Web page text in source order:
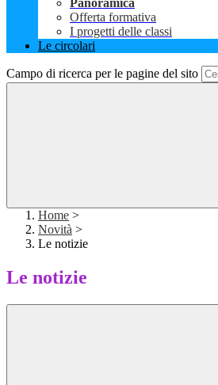
Panoramica
Offerta formativa
I progetti delle classi
Le circolari
Campo di ricerca per le pagine del sito
Home >
Novità >
Le notizie
Le notizie